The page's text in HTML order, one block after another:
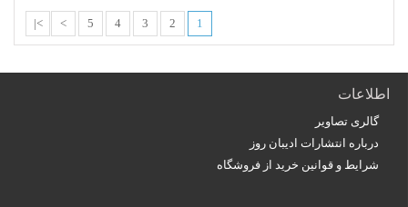
1
2
3
4
5
>
>|
اطلاعات
گالری تصاویر
درباره انتشارات ادیبان روز
شرایط و قوانین خرید از فروشگاه